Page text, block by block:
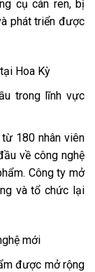
cụ cán ren, bị
phát triển được
Hoa Kỳ
trong lĩnh vực
180 nhân viên
về công nghệ
Công ty mở
và tổ chức lại
mới
được mở rộng